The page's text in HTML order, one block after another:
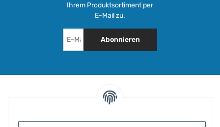
Ihrem Produktsortiment per
E-Mail zu.
Abonnieren